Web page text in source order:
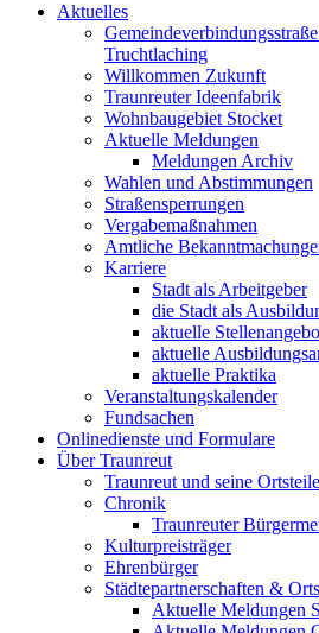
Aktuelles
Truchtlaching
Willkommen Zukunft
Traunreuter Ideenfabrik
Wohnbaugebiet Stocket
Aktuelle Meldungen
Meldungen Archiv
Wahlen und Abstimmungen
Straßensperrungen
Vergabemaßnahmen
Amtliche
Karriere
Stadt als Arbeitgeber
die Stadt als
aktuelle
aktuelle
aktuelle Praktika
Veranstaltungskalender
Fundsachen
Onlinedienste und Formulare
Über Traunreut
Traunreut und seine Ortsteile
Chronik
Traunreuter
Kulturpreisträger
Ehrenbürger
Städtepartnerschaften &
Aktuelle Meldungen